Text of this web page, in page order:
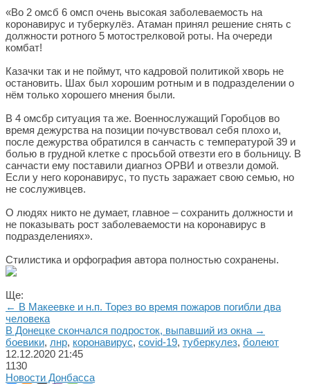
«Во 2 омсб 6 омсп очень высокая заболеваемость на
коронавирус и туберкулёз. Атаман принял решение снять с
должности ротного 5 мотострелковой роты. На очереди
комбат!
Казачки так и не поймут, что кадровой политикой хворь не
остановить. Шах был хорошим ротным и в подразделении о
нём только хорошего мнения были.
В 4 омсбр ситуация та же. Военнослужащий Горобцов во
время дежурства на позиции почувствовал себя плохо и,
после дежурства обратился в санчасть с температурой 39 и
болью в грудной клетке с просьбой отвезти его в больницу. В
санчасти ему поставили диагноз ОРВИ и отвезли домой.
Если у него коронавирус, то пусть заражает свою семью, но
не сослуживцев.
О людях никто не думает, главное – сохранить должности и
не показывать рост заболеваемости на коронавирус в
подразделениях».
Стилистика и орфография автора полностью сохранены.
Ще:
← В Макеевке и н.п. Торез во время пожаров погибли два
человека
В Донецке скончался подросток, выпавший из окна →
боевики, лнр, коронавирус, covid-19, туберкулез, болеют
12.12.2020 21:45
1130
Новости Донбасса